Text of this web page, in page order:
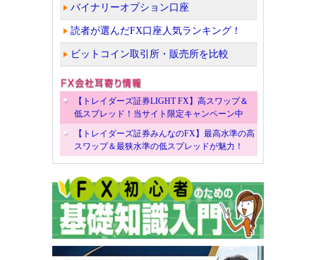
バイナリーオプション口座
読者が選んだFX口座人気ランキング！
ビットコイン取引所・販売所を比較
【トレイダーズ証券LIGHT FX】高スワップ＆
低スプレッド！当サイト限定キャンペーン中
【トレイダーズ証券みんなのFX】最高水準の高
スワップ＆最狭水準の低スプレッドが魅力！